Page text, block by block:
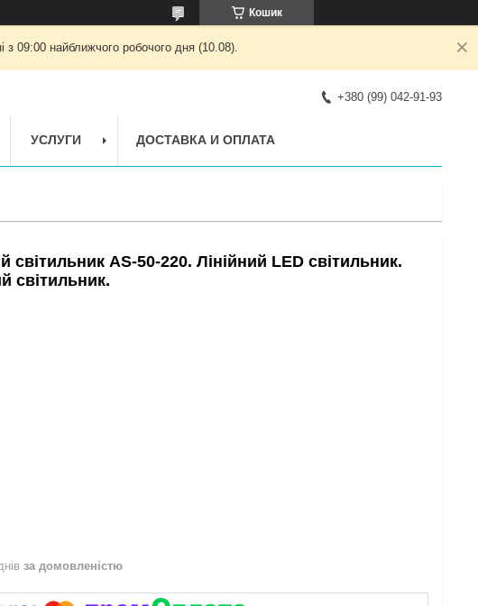
Кошик
з 09:00 найближчого робочого дня (10.08).
+380 (99) 042-91-93
УСЛУГИ ДОСТАВКА И ОПЛАТА
світильник AS-50-220. Лінійний LED світильник.
світильник.
за домовленістю